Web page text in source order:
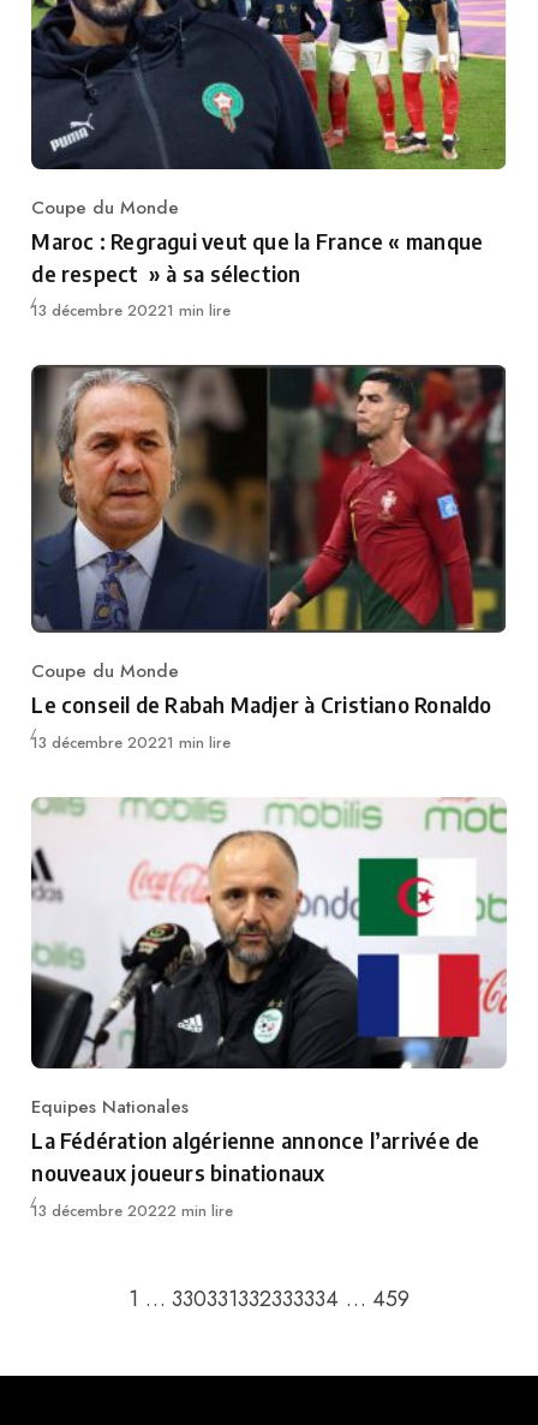
Category
Coupe du Monde
Maroc : Regragui veut que la France « manque
de respect » à sa sélection
Publié
13 décembre 20221 min lire
Category
Coupe du Monde
Le conseil de Rabah Madjer à Cristiano Ronaldo
Publié
13 décembre 20221 min lire
Category
Equipes Nationales
La Fédération algérienne annonce l’arrivée de
nouveaux joueurs binationaux
Publié
13 décembre 20222 min lire
Retour à la page précédente
1 … 330331332333334 … 459